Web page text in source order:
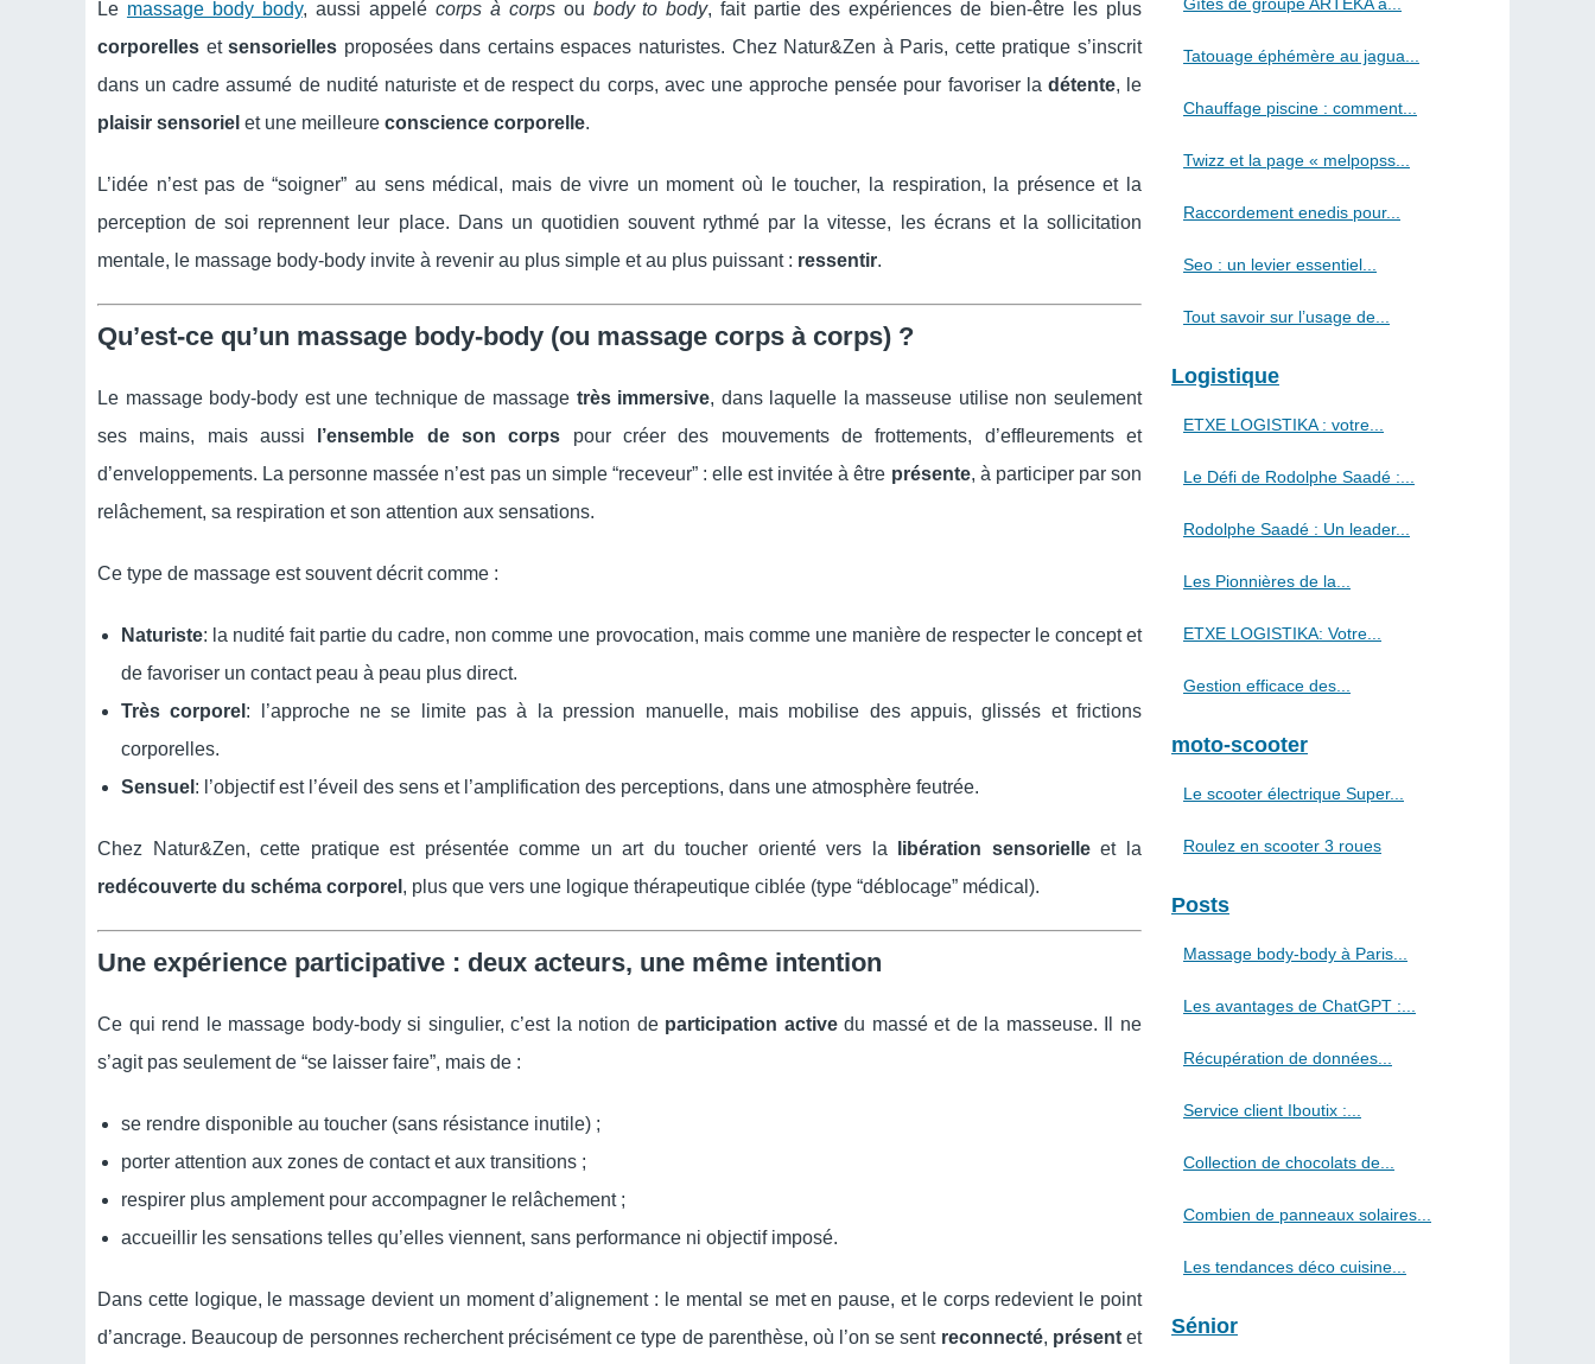
Le massage body body, aussi appelé corps à corpsou body to body, fait partie des expériences de bien-être les plus
corporelles etsensorielles proposées dans certains espaces naturistes. Chez Natur&Zen à Paris, cette pratique s’inscrit
dans un cadre assumé de nudité naturiste et de respect du corps, avec une approche pensée pour favoriser la détente, le
plaisir sensoriel et une meilleure conscience corporelle.
L’idée n’est pas de “soigner” au sens médical, mais de vivre un moment où le toucher, la respiration, la présence et la
perception de soi reprennent leur place. Dans un quotidien souvent rythmé par la vitesse, les écrans et la sollicitation
mentale, le massage body-body invite à revenir au plus simple et au plus puissant : ressentir.
Qu’est-ce qu’un massage body-body (ou massage corps à corps) ?
Le massage body-body est une technique de massage très immersive, dans laquelle la masseuse utilise non seulement
ses mains, mais aussi
l’ensemble de son corps pour créer des mouvements de frottements, d’effleurements et
d’enveloppements. La personne massée n’est pas un simple “receveur” : elle est invitée à être présente, à participer par son
relâchement, sa respiration et son attention aux sensations.
Ce type de massage est souvent décrit comme :
Naturiste: la nudité fait partie du cadre, non comme une provocation, mais comme une manière de respecter le concept et
de favoriser un contact peau à peau plus direct.
Très corporel : l’approche ne se limite pas à la pression manuelle, mais mobilise des appuis, glissés et frictions
corporelles.
Sensuel : l’objectif est l’éveil des sens et l’amplification des perceptions, dans une atmosphère feutrée.
Chez Natur&Zen, cette pratique est présentée comme un art du toucher orienté vers la libération sensorielleet la
redécouverte du schéma corporel , plus que vers une logique thérapeutique ciblée (type “déblocage” médical).
Une expérience participative : deux acteurs, une même intention
Ce qui rend le massage body-body si singulier, c’est la notion de participation activedu massé et de la masseuse. Il ne
s’agit pas seulement de “se laisser faire”, mais de :
se rendre disponible au toucher (sans résistance inutile) ;
porter attention aux zones de contact et aux transitions ;
respirer plus amplement pour accompagner le relâchement ;
accueillir les sensations telles qu’elles viennent, sans performance ni objectif imposé.
Dans cette logique, le massage devient un moment d’alignement : le mental se met en pause, et le corps redevient le point
d’ancrage. Beaucoup de personnes recherchent précisément ce type de parenthèse, où l’on se sent reconnecté, présentet
Tatouage éphémère au jagua...
Chauffage piscine : comment...
Twizz et la page « melpopss...
Raccordement enedis pour...
Seo : un levier essentiel...
Tout savoir sur l’usage de...
Logistique
ETXE LOGISTIKA : votre...
Le Défi de Rodolphe Saadé :...
Rodolphe Saadé : Un leader...
Les Pionnières de la...
ETXE LOGISTIKA: Votre...
Gestion efficace des...
moto-scooter
Le scooter électrique Super...
Roulez en scooter 3 roues
Posts
Massage body-body à Paris...
Les avantages de ChatGPT :...
Récupération de données...
Service client Iboutix :...
Collection de chocolats de...
Combien de panneaux solaires...
Les tendances déco cuisine...
Sénior